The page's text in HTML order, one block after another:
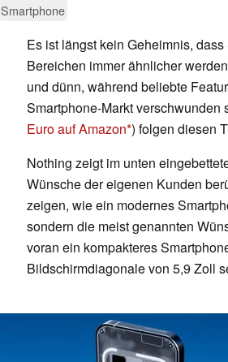
Smartphone
Es ist längst kein Geheimnis,
Bereichen immer ähnlicher
und dünn, während beliebte
Smartphone-Markt
Euro auf Amazon ) folgen diesen
Nothing zeigt im unten
Wünsche der eigenen Kunden
zeigen, wie ein modernes
sondern die meist genannten
voran ein kompakteres
Bildschirmdiagonale von 5,9 Zoll